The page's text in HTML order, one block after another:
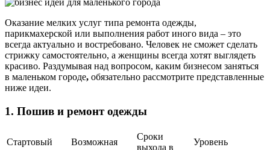
Оказание мелких услуг типа ремонта одежды,
парикмахерской или выполнения работ иного вида – это
всегда актуально и востребовано. Человек не сможет сделать
стрижку самостоятельно, а женщины всегда хотят выглядеть
красиво. Раздумывая над вопросом, каким бизнесом заняться
в маленьком городе, обязательно рассмотрите представленные
ниже идеи.
1. Пошив и ремонт одежды
Стартовый
Возможная
Сроки
выхода в
Уровень